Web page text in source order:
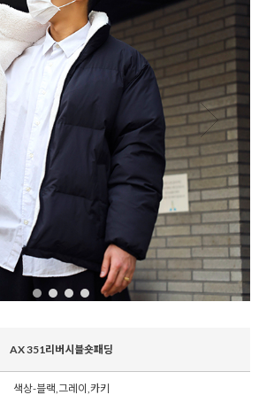
AX 351리버시블숏패딩
색상-블랙,그레이,카키